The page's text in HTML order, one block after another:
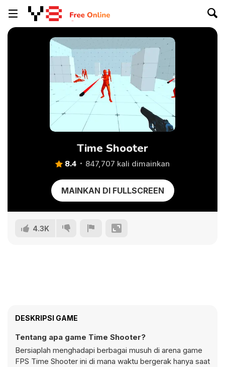
Time Shooter
8.4 847,707 kali dimainkan
MAINKAN DI FULLSCREEN
4.3K
DESKRIPSI GAME
Tentang apa game Time Shooter?
Bersiaplah menghadapi berbagai musuh di arena game
FPS Time Shooter ini di mana waktu bergerak hanya saat